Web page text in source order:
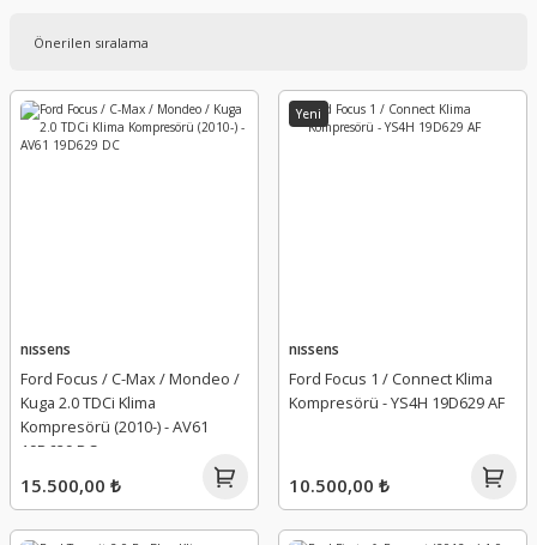
nıssens
Ford Focus / C-Max / Mondeo /
Kuga 2.0 TDCi Klima
Kompresörü (2010-) - AV61
19D629 DC
15.500,00 ₺
Yeni
nıssens
Ford Focus 1 / Connect Klima
Kompresörü - YS4H 19D629 AF
10.500,00 ₺